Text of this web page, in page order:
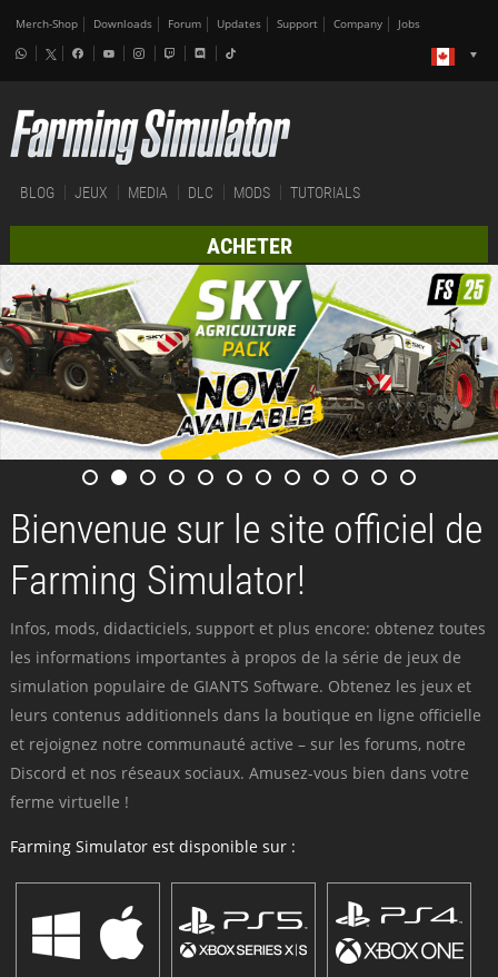
Merch-Shop Downloads Forum Updates Support Company Jobs
BLOG JEUX MEDIA DLC MODS TUTORIALS
ACHETER
Bienvenue sur le site officiel de
Farming Simulator!
Infos, mods, didacticiels, support et plus encore: obtenez toutes
les informations importantes à propos de la série de jeux de
simulation populaire de GIANTS Software. Obtenez les jeux et
leurs contenus additionnels dans la boutique en ligne officielle
et rejoignez notre communauté active – sur les forums, notre
Discord et nos réseaux sociaux. Amusez-vous bien dans votre
ferme virtuelle !
Farming Simulator est disponible sur :